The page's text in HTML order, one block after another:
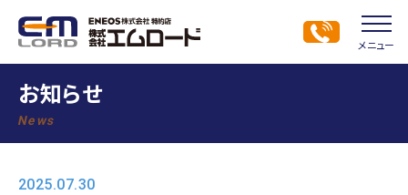
メニュー
お知らせ
News
2025.07.30